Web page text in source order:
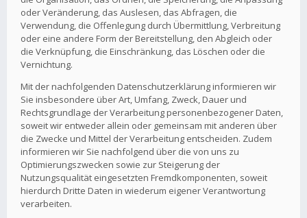
oder Veränderung, das Auslesen, das Abfragen, die
Verwendung, die Offenlegung durch Übermittlung, Verbreitung
oder eine andere Form der Bereitstellung, den Abgleich oder
die Verknüpfung, die Einschränkung, das Löschen oder die
Vernichtung.
Mit der nachfolgenden Datenschutzerklärung informieren wir
Sie insbesondere über Art, Umfang, Zweck, Dauer und
Rechtsgrundlage der Verarbeitung personenbezogener Daten,
soweit wir entweder allein oder gemeinsam mit anderen über
die Zwecke und Mittel der Verarbeitung entscheiden. Zudem
informieren wir Sie nachfolgend über die von uns zu
Optimierungszwecken sowie zur Steigerung der
Nutzungsqualität eingesetzten Fremdkomponenten, soweit
hierdurch Dritte Daten in wiederum eigener Verantwortung
verarbeiten.